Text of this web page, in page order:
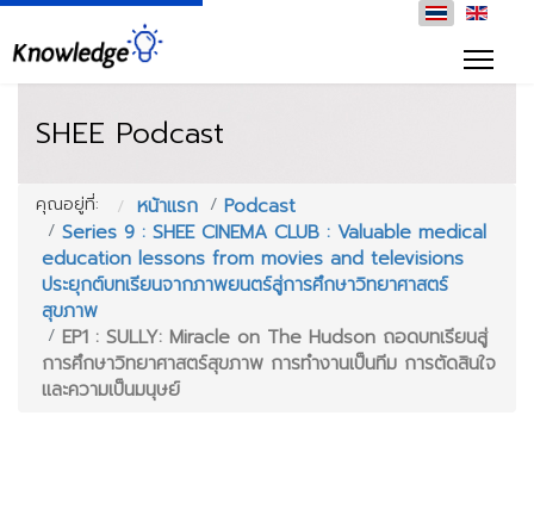
SHEE Podcast
คุณอยู่ที่: หน้าแรก
Podcast
Series 9 : SHEE CINEMA CLUB : Valuable medical
education lessons from movies and televisions
ประยุกต์บทเรียนจากภาพยนตร์สู่การศึกษาวิทยาศาสตร์
สุขภาพ
EP1 : SULLY: Miracle on The Hudson ถอดบทเรียนสู่
การศึกษาวิทยาศาสตร์สุขภาพ การทำงานเป็นทีม การตัดสินใจ
และความเป็นมนุษย์